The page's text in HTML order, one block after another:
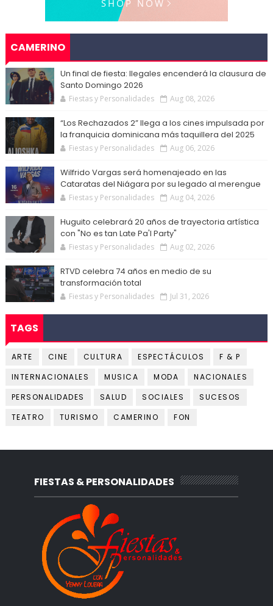
CAMERINO
Un final de fiesta: Ilegales encenderá la clausura de
Santo Domingo 2026
Fiestas y Personalidades Aug 08, 2026
“Los Rechazados 2” llega a los cines impulsada por
la franquicia dominicana más taquillera del 2025
Fiestas y Personalidades Aug 06, 2026
Wilfrido Vargas será homenajeado en las
Cataratas del Niágara por su legado al merengue
Fiestas y Personalidades Aug 04, 2026
Huguito celebrará 20 años de trayectoria artística
con "No es tan Late Pa'l Party"
Fiestas y Personalidades Aug 02, 2026
RTVD celebra 74 años en medio de su
transformación total
Fiestas y Personalidades Jul 31, 2026
TAGS
ARTE CINE CULTURA ESPECTÁCULOS
F & P
INTERNACIONALES
MUSICA MODA
NACIONALES
PERSONALIDADES
SALUD SOCIALES
SUCESOS
TEATRO
TURISMO CAMERINO FON
FIESTAS & PERSONALIDADES